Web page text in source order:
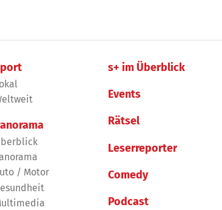
/ Motor
s+ im Überblick
Events
Rätsel
Leserreporter
Comedy
Podcast